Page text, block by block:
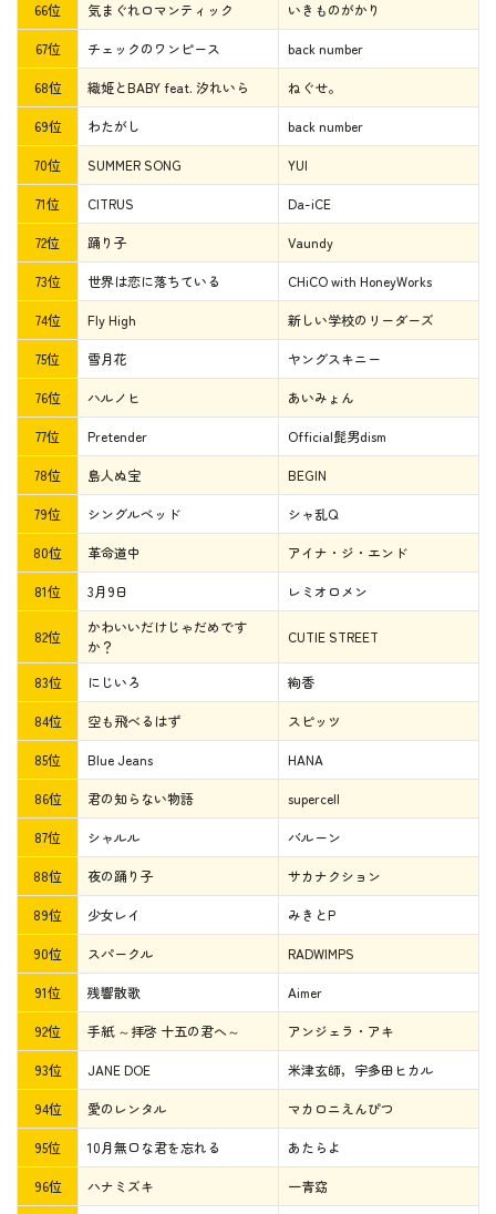
66位 気まぐれロマンティック いきものがかり
67位 チェックのワンピース back number
68位 織姫とBABY feat. 汐れいら ねぐせ。
69位 わたがし back number
70位 SUMMER SONG YUI
71位 CITRUS Da-iCE
72位 踊り子 Vaundy
73位 世界は恋に落ちている CHiCO with HoneyWorks
74位 Fly High 新しい学校のリーダーズ
75位 雪月花 ヤングスキニー
76位 ハルノヒ あいみょん
77位 Pretender Official髭男dism
78位 島人ぬ宝 BEGIN
79位 シングルベッド シャ乱Q
80位 革命道中 アイナ・ジ・エンド
81位 3月9日 レミオロメン
82位
かわいいだけじゃだめです
か？
CUTIE STREET
83位 にじいろ 絢香
84位 空も飛べるはず スピッツ
85位 Blue Jeans HANA
86位 君の知らない物語 supercell
87位 シャルル バルーン
88位 夜の踊り子 サカナクション
89位 少女レイ みきとP
90位 スパークル RADWIMPS
91位 残響散歌 Aimer
92位 手紙 ～拝啓 十五の君へ～ アンジェラ・アキ
93位 JANE DOE 米津玄師，宇多田ヒカル
94位 愛のレンタル マカロニえんぴつ
95位 10月無口な君を忘れる あたらよ
96位 ハナミズキ 一青窈